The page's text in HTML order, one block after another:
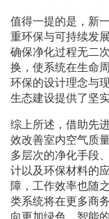
值得一提的是，新
重环保与可持续发
确保净化过程无二
换，使系统在生命
环保的设计理念与
生态建设提供了坚实
综上所述，借助先
效改善室内空气质
多层次的净化手段
计以及环保材料的
障，工作效率也随
类系统将在更多商